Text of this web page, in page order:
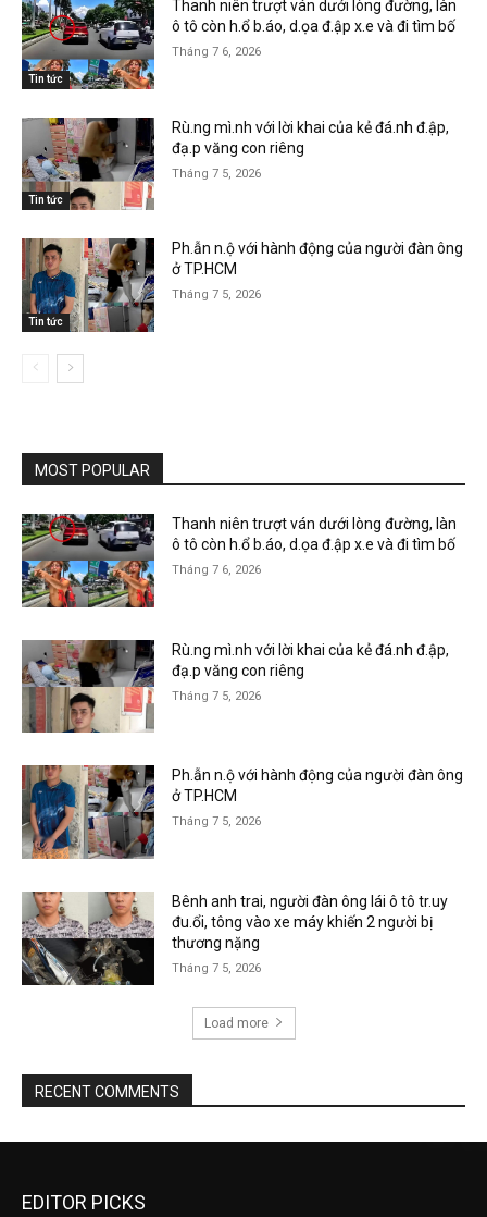
Tin tức
Thanh niên trượt ván dưới lòng đường, làn
ô tô còn h.ổ b.áo, d.ọa đ.ập x.e và đi tìm bố
Tháng 7 6, 2026
Tin tức
Rù.ng mì.nh với lời khai của kẻ đá.nh đ.ập,
đạ.p văng con riêng
Tháng 7 5, 2026
Tin tức
Ph.ẫn n.ộ với hành động của người đàn ông
ở TP.HCM
Tháng 7 5, 2026
MOST POPULAR
Thanh niên trượt ván dưới lòng đường, làn
ô tô còn h.ổ b.áo, d.ọa đ.ập x.e và đi tìm bố
Tháng 7 6, 2026
Rù.ng mì.nh với lời khai của kẻ đá.nh đ.ập,
đạ.p văng con riêng
Tháng 7 5, 2026
Ph.ẫn n.ộ với hành động của người đàn ông
ở TP.HCM
Tháng 7 5, 2026
Bênh anh trai, người đàn ông lái ô tô tr.uy
đu.ổi, tông vào xe máy khiến 2 người bị
thương nặng
Tháng 7 5, 2026
Load more
RECENT COMMENTS
EDITOR PICKS